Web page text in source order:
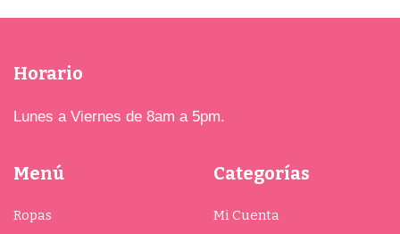
Horario
Lunes a Viernes de 8am a 5pm.
Menú
Ropas
Categorías
Mi Cuenta